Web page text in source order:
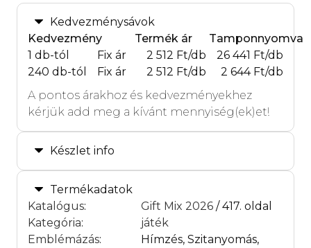
Kedvezménysávok
Kedvezmény
Termék ár
Tamponnyomva
1 db-tól
Fix ár 2 512 Ft/db
26 441 Ft/db
240 db-tól
Fix ár 2 512 Ft/db
2 644 Ft/db
A pontos árakhoz és kedvezményekhez
kérjük add meg a kívánt mennyiség(ek)et!
Készlet info
Termékadatok
Katalógus: Gift Mix 2026 / 417. oldal
Kategória:
játék
Emblémázás:
Hímzés, Szitanyomás,